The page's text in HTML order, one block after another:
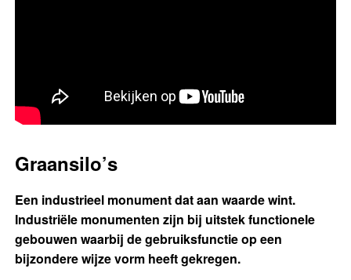
Graansilo’s
Een industrieel monument dat aan waarde wint.
Industriële monumenten zijn bij uitstek functionele
gebouwen waarbij de gebruiksfunctie op een
bijzondere wijze vorm heeft gekregen.